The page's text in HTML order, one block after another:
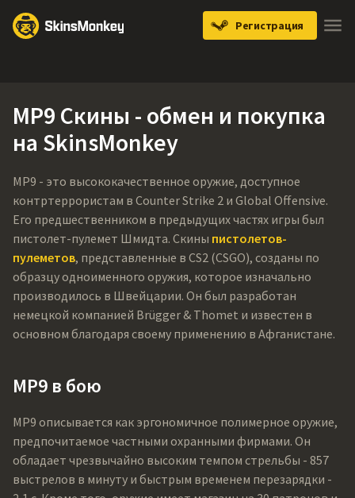
Регистрация
MP9 Скины - обмен и покупка
на SkinsMonkey
MP9 - это высококачественное оружие, доступное
контртеррористам в Counter Strike 2 и Global Offensive.
Его предшественником в предыдущих частях игры был
пистолет-пулемет Шмидта. Скины пистолетов-
пулеметов, представленные в CS2 (CSGO), созданы по
образцу одноименного оружия, которое изначально
производилось в Швейцарии. Он был разработан
немецкой компанией Brügger & Thomet и известен в
основном благодаря своему применению в Афганистане.
MP9 в бою
MP9 описывается как эргономичное полимерное оружие,
предпочитаемое частными охранными фирмами. Он
обладает чрезвычайно высоким темпом стрельбы - 857
выстрелов в минуту и быстрым временем перезарядки -